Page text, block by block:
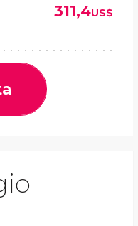
311,4US$